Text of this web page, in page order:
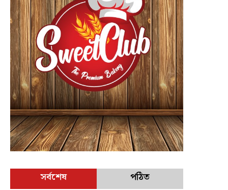
সর্বশেষ
পঠিত